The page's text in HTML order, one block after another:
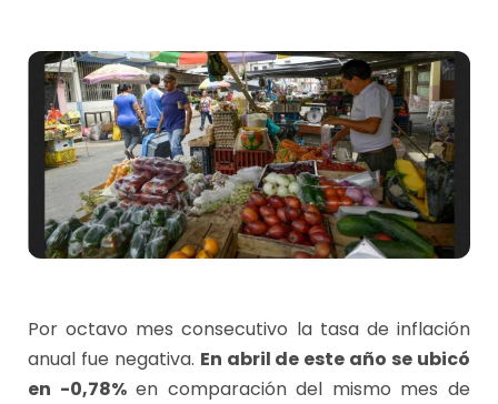
Por octavo mes consecutivo la tasa de inflación
anual fue negativa. En abril de este año se ubicó
en -0,78%en comparación del mismo mes de